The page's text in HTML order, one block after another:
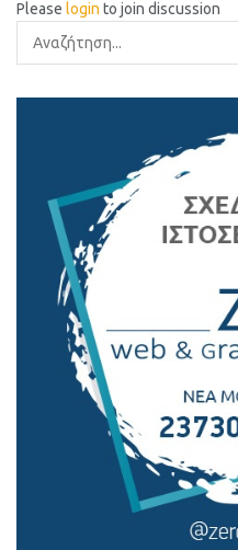
Please login to join discussion